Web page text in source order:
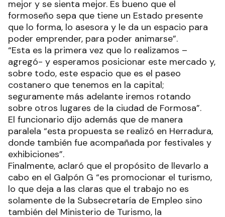
mejor y se sienta mejor. Es bueno que el
formoseño sepa que tiene un Estado presente
que lo forma, lo asesora y le da un espacio para
poder emprender, para poder animarse”.
“Esta es la primera vez que lo realizamos –
agregó- y esperamos posicionar este mercado y,
sobre todo, este espacio que es el paseo
costanero que tenemos en la capital;
seguramente más adelante iremos rotando
sobre otros lugares de la ciudad de Formosa”.
El funcionario dijo además que de manera
paralela “esta propuesta se realizó en Herradura,
donde también fue acompañada por festivales y
exhibiciones”.
Finalmente, aclaró que el propósito de llevarlo a
cabo en el Galpón G “es promocionar el turismo,
lo que deja a las claras que el trabajo no es
solamente de la Subsecretaría de Empleo sino
también del Ministerio de Turismo, la